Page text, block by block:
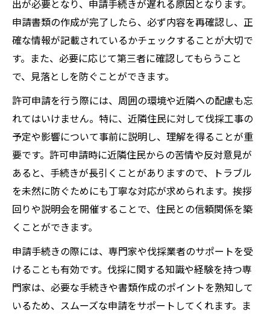
出が必要となり、申請手続きが遅れる原因となります。
申請書類の作成が完了したら、必ず内容を再確認し、正
確な情報が記載されているかチェックすることが大切で
す。また、必要に応じて第三者に確認してもらうこと
で、見落としを防ぐことができます。
許可申請を行う際には、周囲の環境や近隣への配慮も忘
れてはいけません。特に、近隣住民に対して伐採工事の
予定や影響について事前に説明し、理解を得ることが重
要です。許可申請時に近隣住民からの苦情や反対意見が
あると、手続きが長引くことがありますので、トラブル
を未然に防ぐためにも丁寧な対応が求められます。挨拶
回りや説明会を開催することで、住民との信頼関係を築
くことができます。
申請手続きの際には、専門家や伐採業者のサポートを受
けることも有効です。伐採に関する知識や経験を持つ専
門家は、必要な手続きや書類作成のポイントを熟知して
いるため、スムーズな申請をサポートしてくれます。ま